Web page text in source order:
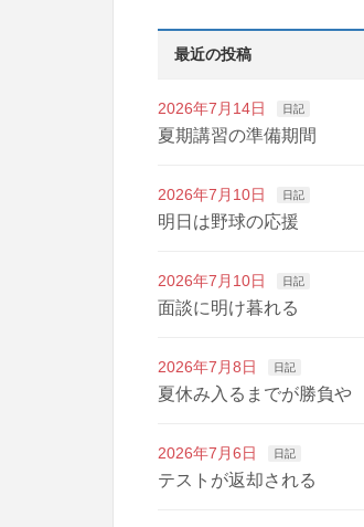
最近の投稿
2026年7月14日 日記
夏期講習の準備期間
2026年7月10日 日記
明日は野球の応援
2026年7月10日 日記
面談に明け暮れる
2026年7月8日 日記
夏休み入るまでが勝負や
2026年7月6日 日記
テストが返却される